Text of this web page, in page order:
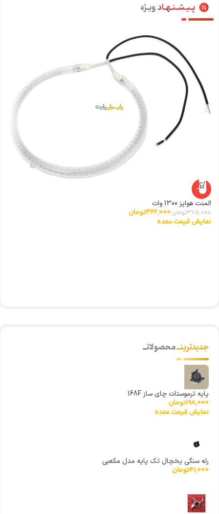
پـیـشـنـهـادویـژه
-14%
المنت هواپز 1300 وات
375,000تومان 322,000تومان
نمایش قیمت عمده
جدیدترینــمحصولاتــ
پایه ترموستات چای ساز 168F
198,000تومان
نمایش قیمت عمده
رله سنگی یخچال تک پایه مدل مکعبی
41,000تومان